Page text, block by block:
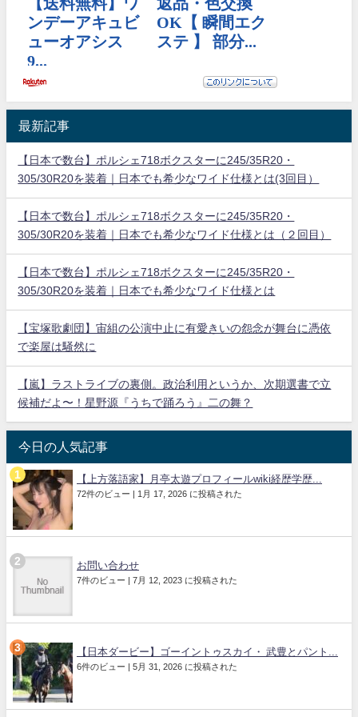
最新記事
【日本で数台】ポルシェ718ボクスターに245/35R20・
305/30R20を装着｜日本でも希少なワイド仕様とは(3回目）
【日本で数台】ポルシェ718ボクスターに245/35R20・
305/30R20を装着｜日本でも希少なワイド仕様とは（２回目）
【日本で数台】ポルシェ718ボクスターに245/35R20・
305/30R20を装着｜日本でも希少なワイド仕様とは
【宝塚歌劇団】宙組の公演中止に有愛きいの怨念が舞台に憑依
で楽屋は騒然に
【嵐】ラストライブの裏側。政治利用というか、次期選書で立
候補だよ〜！星野源『うちで踊ろう』二の舞？
今日の人気記事
【上方落語家】月亭太遊プロフィールwiki経歴学歴...
72件のビュー | 1月 17, 2026 に投稿された
お問い合わせ
7件のビュー | 7月 12, 2023 に投稿された
【日本ダービー】ゴーイントゥスカイ・ 武豊とパント...
6件のビュー | 5月 31, 2026 に投稿された